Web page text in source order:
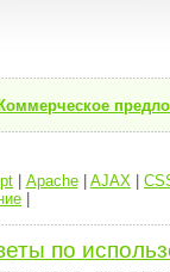
Коммерческое
Apache| AJAX|
по